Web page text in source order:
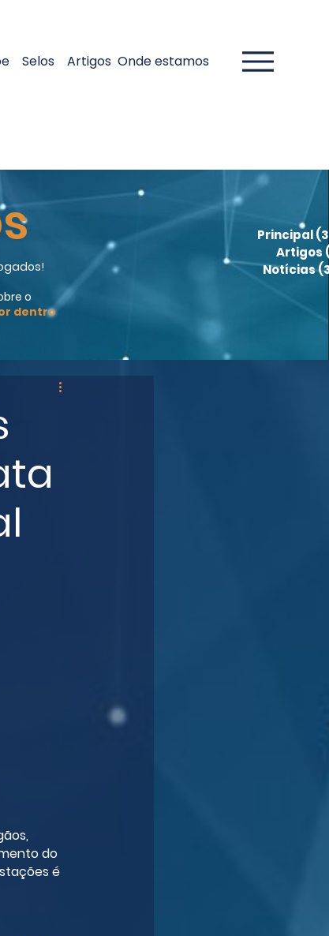
Selos Artigos Onde estamos
o
dentro
Principal
Artigos
Notícias
do
é